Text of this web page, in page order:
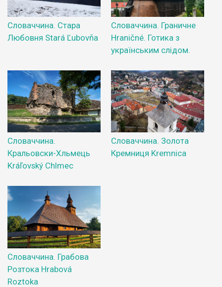
Словаччина. Стара
Любовня Stará Ľubovňa
Словаччина. Граничне
Hraničné. Готика з
українським слідом.
Словаччина.
Кральовски-Хльмець
Kráľovský Chlmec
Словаччина. Золота
Кремниця Kremnica
Словаччина. Грабова
Розтока Hrabová
Roztoka